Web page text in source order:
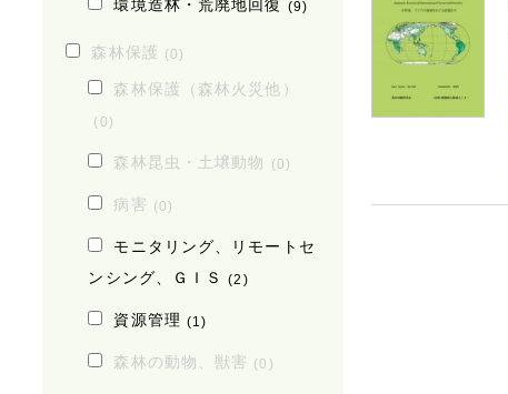
環境造林・荒廃地回復 (9)
森林保護 (0)
森林保護（森林火災他）
(0)
森林昆虫・土壌動物 (0)
病害 (0)
モニタリング、リモートセ
ンシング、ＧＩＳ
(2)
資源管理 (1)
森林の動物、獣害 (0)